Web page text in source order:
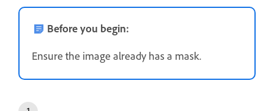
Before you begin:
Ensure the image already has a mask.